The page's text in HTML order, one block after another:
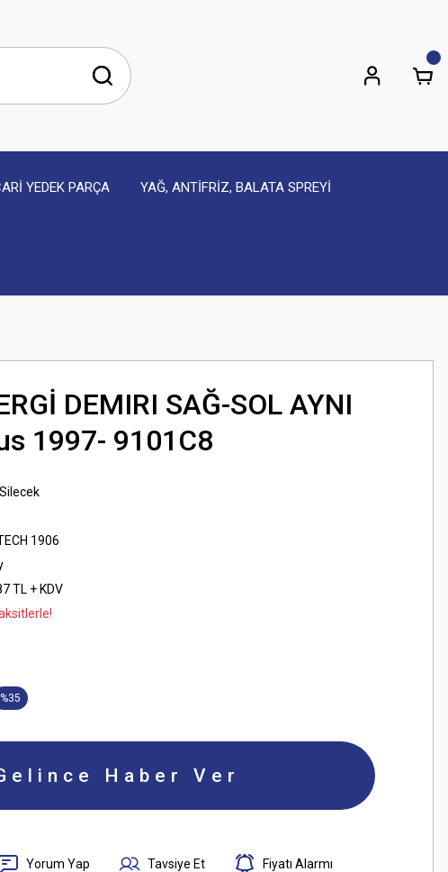
YEDEK PARÇA YAĞ, ANTİFRİZ, BALATA SPREYİ
DEMIRI SAĞ-SOL AYNI
1997- 9101C8
1906
TL + KDV
%35
Haber Ver
Yorum Yap Tavsiye Et Fiyatı Alarmı